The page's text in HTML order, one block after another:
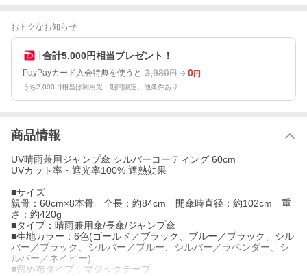
おトクなお知らせ
合計5,000円相当プレゼント！
PayPayカード入会特典を使うと 3,980円 0円
うち2,000円相当は利用先・期間限定。他条件あり
商品情報
UV晴雨兼用ジャンプ傘 シルバーコーティング 60cm
UVカット率・遮光率100% 遮熱効果
■サイズ
親骨：60cm×8本骨 全長：約84cm 開傘時直径：約102cm 重
さ：約420g
■タイプ：晴雨兼用傘/長傘/ジャンプ傘
■生地カラー：6色(ゴールド／ブラック、ブルー／ブラック、シル
バー／ブラック、シルバー／ブルー、シルバー／ラベンダー、シ
ルバー／ネイビー)
■留め布タイプ：マジックテープ